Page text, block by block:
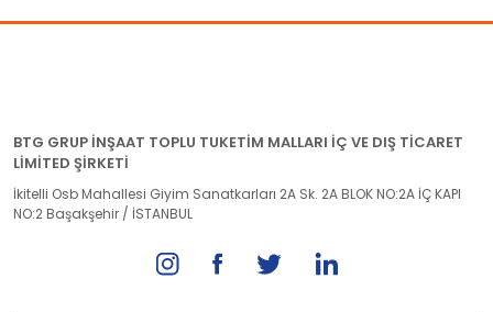
BTG GRUP İNŞAAT TOPLU TUKETİM MALLARI İÇ VE DIŞ TİCARET
LİMİTED ŞİRKETİ
İkitelli Osb Mahallesi Giyim Sanatkarları 2A Sk. 2A BLOK NO:2A İÇ KAPI
NO:2 Başakşehir / İSTANBUL